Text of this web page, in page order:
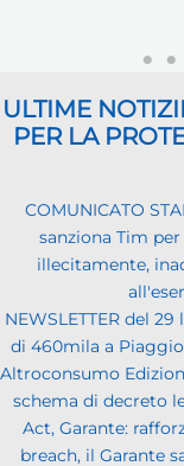
ULTIME
PER LA
COMUNICATO
sanziona Tim
illecitamente,
NEWSLETTER del
di 460mila a Piaggio
Altroconsumo
schema di decreto
Act, Garante:
breach, il Garante